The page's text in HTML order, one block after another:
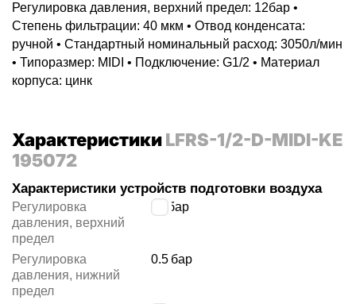
Регулировка давления, верхний предел: 12бар •
Степень фильтрации: 40 мкм • Отвод конденсата:
ручной • Стандартный номинальный расход: 3050л/мин
• Типоразмер: MIDI • Подключение: G1/2 • Материал
корпуса: цинк
ХарактеристикиLFRS-1/2-D-MIDI-KE
195072
Характеристики устройств подготовки воздуха
Регулировка
давления, верхний
предел
бар
Регулировка
давления, нижний
предел
0.5 бар